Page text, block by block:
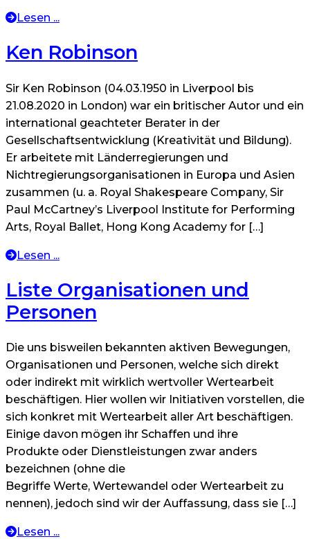
Lesen ...
Ken Robinson
Sir Ken Robinson (04.03.1950 in Liverpool bis
21.08.2020 in London) war ein britischer Autor und ein
international geachteter Berater in der
Gesellschaftsentwicklung (Kreativität und Bildung).
Er arbeitete mit Länderregierungen und
Nichtregierungsorganisationen in Europa und Asien
zusammen (u. a. Royal Shakespeare Company, Sir
Paul McCartney’s Liverpool Institute for Performing
Arts, Royal Ballet, Hong Kong Academy for […]
Lesen ...
Liste Organisationen und
Personen
Die uns bisweilen bekannten aktiven Bewegungen,
Organisationen und Personen, welche sich direkt
oder indirekt mit wirklich wertvoller Wertearbeit
beschäftigen. Hier wollen wir Initiativen vorstellen, die
sich konkret mit Wertearbeit aller Art beschäftigen.
Einige davon mögen ihr Schaffen und ihre
Produkte oder Dienstleistungen zwar anders
bezeichnen (ohne die
Begriffe Werte, Wertewandel oder Wertearbeit zu
nennen), jedoch sind wir der Auffassung, dass sie […]
Lesen ...